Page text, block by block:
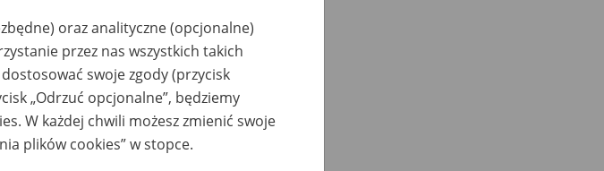
oraz analityczne (opcjonalne)
przez nas wszystkich takich
swoje zgody (przycisk
„Odrzuć opcjonalne”, będziemy
W każdej chwili możesz zmienić swoje
plików cookies” w stopce.